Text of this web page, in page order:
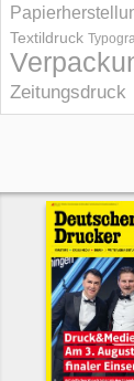
Textildruck
Zeitungsdruck